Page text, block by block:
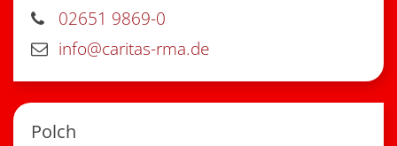
02651 9869-0
info@caritas-rma.de
Polch